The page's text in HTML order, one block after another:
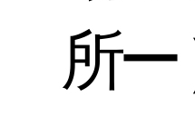
所ー